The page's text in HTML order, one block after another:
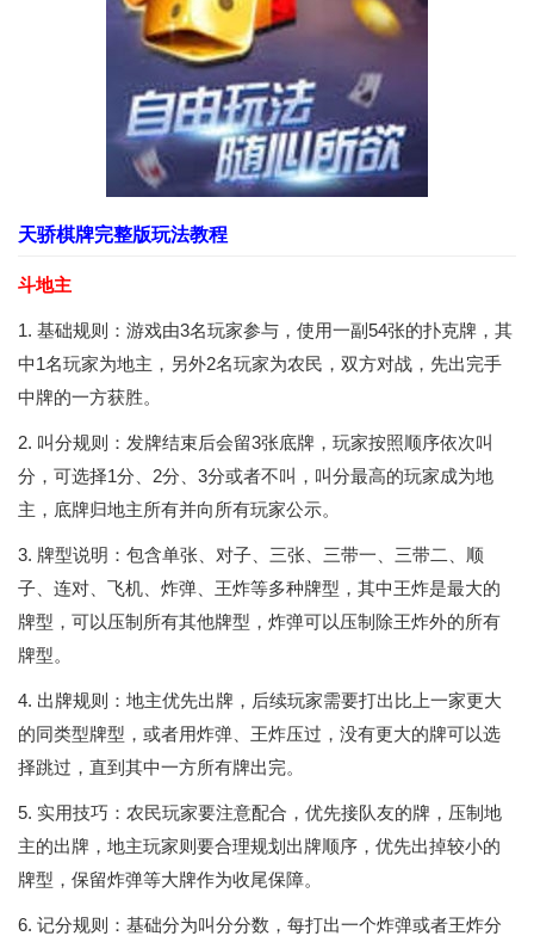
天骄棋牌完整版玩法教程
斗地主
1. 基础规则：游戏由3名玩家参与，使用一副54张的扑克牌，其
中1名玩家为地主，另外2名玩家为农民，双方对战，先出完手
中牌的一方获胜。
2. 叫分规则：发牌结束后会留3张底牌，玩家按照顺序依次叫
分，可选择1分、2分、3分或者不叫，叫分最高的玩家成为地
主，底牌归地主所有并向所有玩家公示。
3. 牌型说明：包含单张、对子、三张、三带一、三带二、顺
子、连对、飞机、炸弹、王炸等多种牌型，其中王炸是最大的
牌型，可以压制所有其他牌型，炸弹可以压制除王炸外的所有
牌型。
4. 出牌规则：地主优先出牌，后续玩家需要打出比上一家更大
的同类型牌型，或者用炸弹、王炸压过，没有更大的牌可以选
择跳过，直到其中一方所有牌出完。
5. 实用技巧：农民玩家要注意配合，优先接队友的牌，压制地
主的出牌，地主玩家则要合理规划出牌顺序，优先出掉较小的
牌型，保留炸弹等大牌作为收尾保障。
6. 记分规则：基础分为叫分分数，每打出一个炸弹或者王炸分